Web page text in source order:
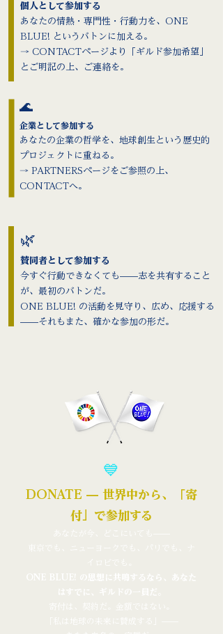
個人として参加する
あなたの情熱・専門性・行動力を、ONE
BLUE! というバトンに加える。
→ CONTACTページより「ギルド参加希望」
とご明記の上、ご連絡を。
🌊
企業として参加する
あなたの企業の哲学を、地球創生という歴史的
プロジェクトに重ねる。
→ PARTNERSページをご参照の上、
CONTACTへ。
🌿
賛同者として参加する
今すぐ行動できなくても——志を共有すること
が、最初のバトンだ。
ONE BLUE! の活動を見守り、広め、応援する
——それもまた、確かな参加の形だ。
💙
DONATE — 世界中から、「寄
付」で参加する
イロビでも。
ONE BLUE! の思想に共鳴するなら、あなた
はすでに、ギルドの一員だ。
寄付は、契約だ。金額ではない。
「私は地球の未来に賛成する」——